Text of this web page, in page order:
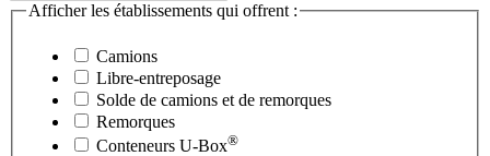
Afficher les établissements qui offrent :
Camions
Libre-entreposage
Solde de camions et de remorques
Remorques
Conteneurs U-Box®